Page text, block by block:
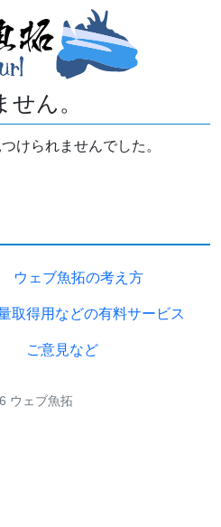
ん。
けられませんでした。
ウェブ魚拓の考え方
取得用などの有料サービス
ご意見など
ウェブ魚拓